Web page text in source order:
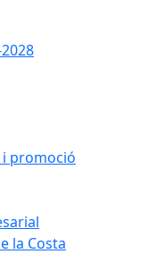
i promoció
la Costa